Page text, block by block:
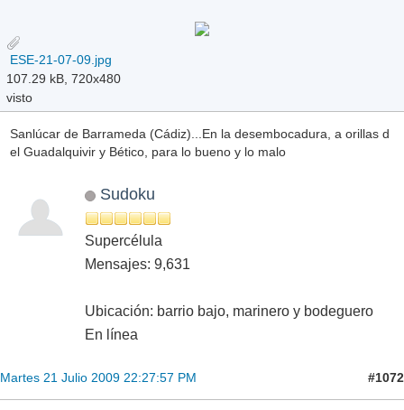
ESE-21-07-09.jpg
107.29 kB, 720x480
visto
Sanlúcar de Barrameda (Cádiz)...En la desembocadura, a orillas d
el Guadalquivir y Bético, para lo bueno y lo malo
Sudoku
Supercélula
Mensajes: 9,631
Ubicación: barrio bajo, marinero y bodeguero
En línea
Martes 21 Julio 2009 22:27:57 PM #1072